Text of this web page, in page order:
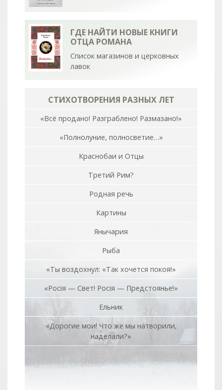
ГДЕ НАЙТИ НОВЫЕ КНИГИ
ОТЦА РОМАНА
Список магазинов и церковных
лавок
СТИХОТВОРЕНИЯ РАЗНЫХ ЛЕТ
«Всё продано! Разграблено! Размазано!»
«Полнолуние, полносветие…»
Краснобаи и Отцы
Третий Рим?
Родная речь
Картины
Янычария
Рыба
«Ты воздохнул: «Так хочется покоя!»
«Росiя — Свет! Росiя — Предстоянье!»
Ельник
«Дорогие мои! Что же мы натворили,
наделали?»